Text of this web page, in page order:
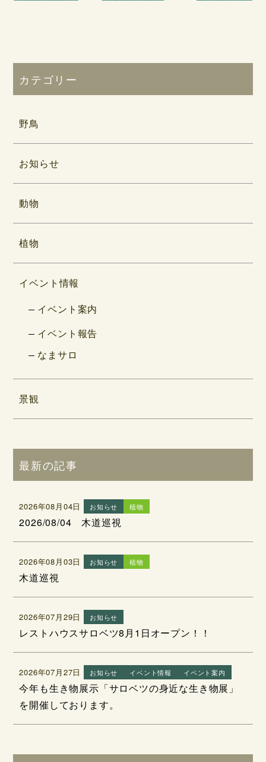
カテゴリー
野鳥
お知らせ
動物
植物
イベント情報
イベント案内
イベント報告
なまサロ
景観
最新の記事
2026年08月04日 お知らせ 植物
2026/08/04 木道巡視
2026年08月03日 お知らせ 植物
木道巡視
2026年07月29日 お知らせ
レストハウスサロベツ8月1日オープン！！
2026年07月27日 お知らせ イベント情報 イベント案内
今年も生き物展示「サロベツの身近な生き物展」
を開催しております。